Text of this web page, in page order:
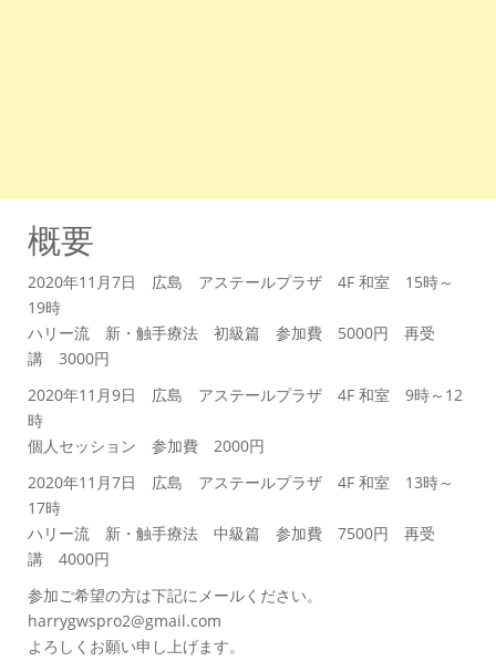
概要
2020年11月7日 広島 アステールプラザ 4F 和室 15時～
19時
ハリー流 新・触手療法 初級篇 参加費 5000円 再受
講 3000円
2020年11月9日 広島 アステールプラザ 4F 和室 9時～12
時
個人セッション 参加費 2000円
2020年11月7日 広島 アステールプラザ 4F 和室 13時～
17時
ハリー流 新・触手療法 中級篇 参加費 7500円 再受
講 4000円
参加ご希望の方は下記にメールください。
harrygwspro2@gmail.com
よろしくお願い申し上げます。